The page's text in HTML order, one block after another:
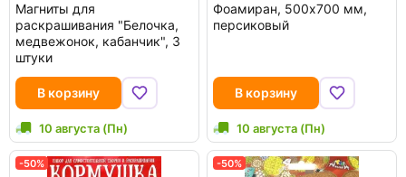
Магниты для
раскрашивания "Белочка,
медвежонок, кабанчик", 3
штуки
В корзину
10 августа (Пн)
Фоамиран, 500х700 мм,
персиковый
В корзину
10 августа (Пн)
-50% -50%